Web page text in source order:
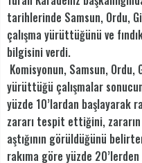
tarihlerinde Samsun, Ordu,
çalışma yürüttüğünü ve
bilgisini verdi.
Komisyonun, Samsun, Ordu,
yürüttüğü çalışmalar
yüzde 10’lardan başlayarak
zararı tespit ettiğini, zararın
aştığının görüldüğünü
rakıma göre yüzde